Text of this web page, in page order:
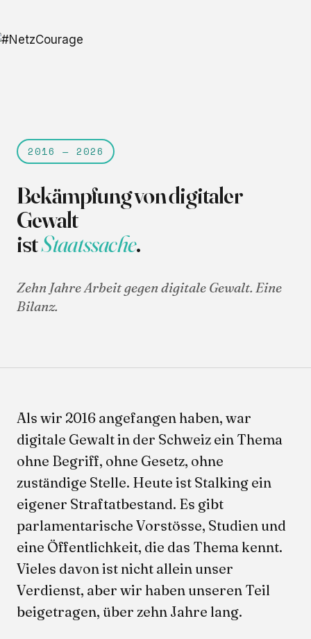
2016 — 2026
Bekämpfung von digitaler
Gewalt
istStaatssache.
Zehn Jahre Arbeit gegen digitale Gewalt. Eine
Bilanz.
Als wir 2016 angefangen haben, war
digitale Gewalt in der Schweiz ein Thema
ohne Begriff, ohne Gesetz, ohne
zuständige Stelle. Heute ist Stalking ein
eigener Straftatbestand. Es gibt
parlamentarische Vorstösse, Studien und
eine Öffentlichkeit, die das Thema kennt.
Vieles davon ist nicht allein unser
Verdienst, aber wir haben unseren Teil
beigetragen, über zehn Jahre lang.